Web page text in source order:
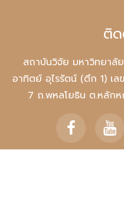
ติด
สถาบันวิจัย มหาวิทยาลั
อาทิตย์ อุไรรัตน์ (ตึก 1) เ
7 ถ.พหลโยธิน ต.หลัก